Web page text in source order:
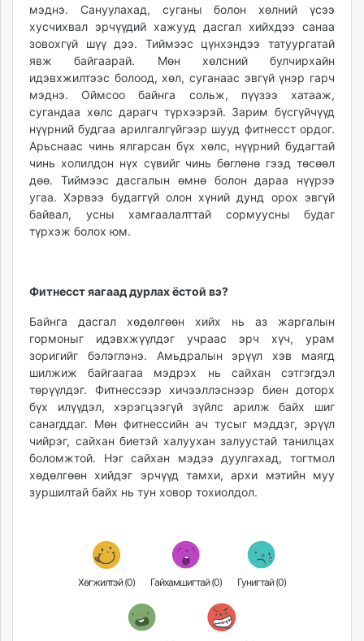
мэднэ. Сануулахад, суганы болон хөлний үсээ
хусчихвал эрчүүдий хажууд дасгал хийхдээ санаа
зовохгүй шүү дээ. Тиймээс цүнхэндээ татуургатай
явж байгаарай. Мөн хөлсний булчирхайн
идэвхжилтээс болоод, хөл, суганаас эвгүй үнэр гарч
мэднэ. Оймсоо байнга сольж, пүүзээ хатааж,
сугандаа хөлс дарагч түрхээрэй. Зарим бүсгүйчүүд
нүүрний будгаа арилгалгүйгээр шууд фитнесст ордог.
Арьснаас чинь ялгарсан бүх хөлс, нүүрний будагтай
чинь холилдон нүх сүвийг чинь бөглөнө гээд төсөөл
дөө. Тиймээс дасгалын өмнө болон дараа нүүрээ
угаа. Хэрвээ будаггүй олон хүний дунд орох эвгүй
байвал, усны хамгаалалттай сормуусны будаг
түрхэж болох юм.
Фитнесст яагаад дурлах ёстой вэ?
Байнга дасгал хөдөлгөөн хийх нь аз жаргалын
гормоныг идэвхжүүлдэг учраас эрч хүч, урам
зоригийг бэлэглэнэ. Амьдралын эрүүл хэв маягд
шилжиж байгаагаа мэдрэх нь сайхан сэтгэгдэл
төрүүлдэг. Фитнессээр хичээллэснээр биен доторх
бүх илүүдэл, хэрэгцээгүй зүйлс арилж байх шиг
санагддаг. Мөн фитнессийн ач тусыг мэддэг, эрүүл
чийрэг, сайхан биетэй халуухан залуустай танилцах
боломжтой. Нэг сайхан мэдээ дуулгахад, тогтмол
хөдөлгөөн хийдэг эрчүүд тамхи, архи мэтийн муу
зуршилтай байх нь тун ховор тохиолдол.
Хөгжилтэй (0) Гайхамшигтай (0) Гунигтай (0)